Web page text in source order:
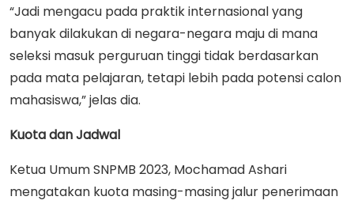
“Jadi mengacu pada praktik internasional yang
banyak dilakukan di negara-negara maju di mana
seleksi masuk perguruan tinggi tidak berdasarkan
pada mata pelajaran, tetapi lebih pada potensi calon
mahasiswa,” jelas dia.
Kuota dan Jadwal
Ketua Umum SNPMB 2023, Mochamad Ashari
mengatakan kuota masing-masing jalur penerimaan